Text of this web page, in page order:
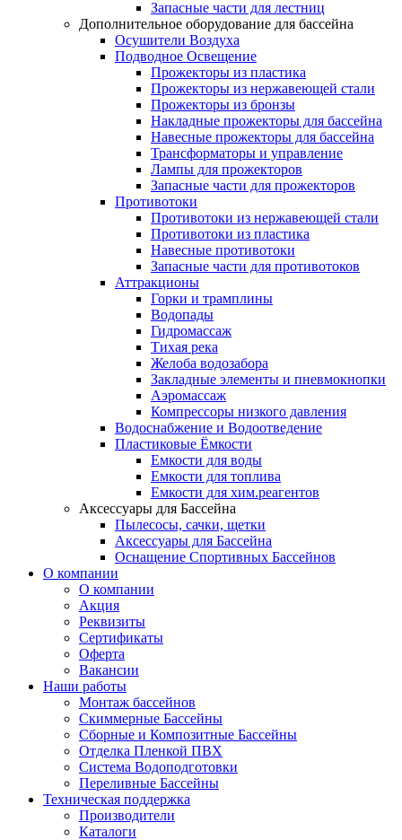
Запасные части для лестниц
Дополнительное оборудование для бассейна
Осушители Воздуха
Подводное Освещение
Прожекторы из пластика
Прожекторы из нержавеющей стали
Прожекторы из бронзы
Накладные прожекторы для бассейна
Навесные прожекторы для бассейна
Трансформаторы и управление
Лампы для прожекторов
Запасные части для прожекторов
Противотоки
Противотоки из нержавеющей стали
Противотоки из пластика
Навесные противотоки
Запасные части для противотоков
Аттракционы
Горки и трамплины
Водопады
Гидромассаж
Тихая река
Желоба водозабора
Закладные элементы и пневмокнопки
Аэромассаж
Компрессоры низкого давления
Водоснабжение и Водоотведение
Пластиковые Ёмкости
Емкости для воды
Емкости для топлива
Емкости для хим.реагентов
Аксессуары для Бассейна
Пылесосы, сачки, щетки
Аксессуары для Бассейна
Оснащение Спортивных Бассейнов
О компании
О компании
Акция
Реквизиты
Сертификаты
Оферта
Вакансии
Наши работы
Монтаж бассейнов
Скиммерные Бассейны
Сборные и Композитные Бассейны
Отделка Пленкой ПВХ
Система Водоподготовки
Переливные Бассейны
Техническая поддержка
Производители
Каталоги